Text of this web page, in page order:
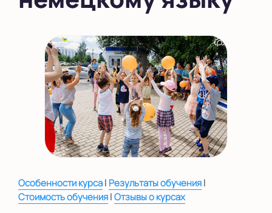
на Беломорской
на Коломенской
в Московской
области
Показать на карте
Выбрать другой город
Особенности курса| Результаты обучения|
Стоимость обучения|Отзывы о курсах